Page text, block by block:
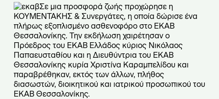
Σε μια προσφορά ζωής προχώρησε η
ΚΟΥΜΕΝΤΑΚΗΣ & Συνεργάτες, η οποία δώρισε ένα
πλήρως εξοπλισμένο ασθενοφόρο στο ΕΚΑΒ
Θεσσαλονίκης. Την εκδήλωση χαιρέτησαν ο
Πρόεδρος του ΕΚΑΒ Ελλάδος κύριος Νικόλαος
Παπαευσταθίου και η Διευθύντρια του ΕΚΑΒ
Θεσσαλονίκης κυρία Χριστίνα Καραμπελίδου και
παραβρέθηκαν, εκτός των άλλων, πλήθος
διασωστών, διοικητικού και ιατρικού προσωπικού του
ΕΚΑΒ Θεσσαλονίκης.